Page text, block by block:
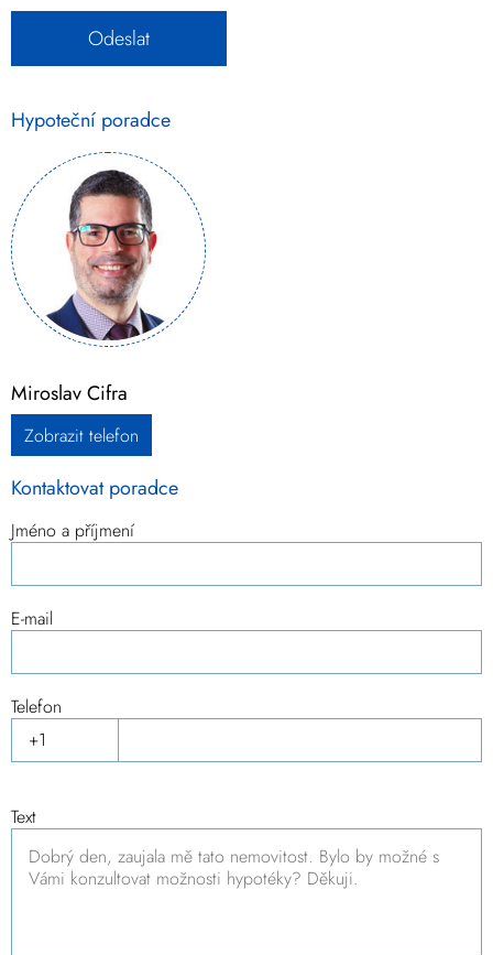
Hypoteční poradce
Miroslav Cifra
Zobrazit telefon
Kontaktovat poradce
Jméno a příjmení
E-mail
Telefon
Text